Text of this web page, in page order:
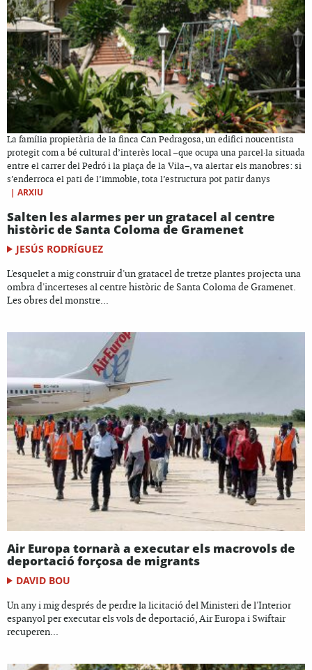
La família propietària de la finca Can Pedragosa, un edifici noucentista
protegit com a bé cultural d’interès local –que ocupa una parcel·la situada
entre el carrer del Pedró i la plaça de la Vila–, va alertar els manobres: si
s’enderroca el pati de l’immoble, tota l’estructura pot patir danys
| ARXIU
Salten les alarmes per un gratacel al centre
històric de Santa Coloma de Gramenet
JESÚS RODRÍGUEZ
L'esquelet a mig construir d'un gratacel de tretze plantes projecta una
ombra d'incerteses al centre històric de Santa Coloma de Gramenet.
Les obres del monstre...
Air Europa tornarà a executar els macrovols de
deportació forçosa de migrants
DAVID BOU
Un any i mig després de perdre la licitació del Ministeri de l'Interior
espanyol per executar els vols de deportació, Air Europa i Swiftair
recuperen...